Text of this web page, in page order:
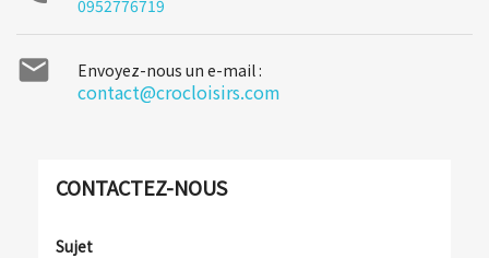
0952776719
 Envoyez-nous un e-mail :
contact@crocloisirs.com
CONTACTEZ-NOUS
Sujet